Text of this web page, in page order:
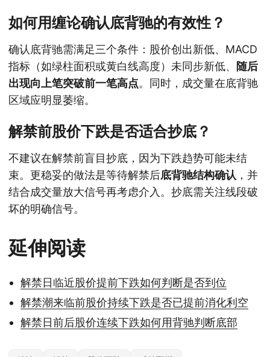
如何用缠论确认底背驰的有效性？
确认底背驰需满足三个条件：股价创出新低、MACD
指标（如绿柱面积或黄白线高度）未同步新低、 随后
出现向上笔突破前一笔高点。同时，成交量在底背驰
区域应明显萎缩。
解禁前股价下跌是否适合抄底？
不建议在解禁前盲目抄底，因为下跌趋势可能未结
束。更稳妥的做法是等待解禁后底背驰结构确认 ，并
结合成交量放大信号再考虑介入。抄底需关注线段破
坏的明确信号。
延伸阅读
解禁日临近股价提前下跌如何判断是否到位
解禁潮来临前股价持续下跌是否已提前消化利空
解禁日前后股价连续下跌如何用背驰判断底部